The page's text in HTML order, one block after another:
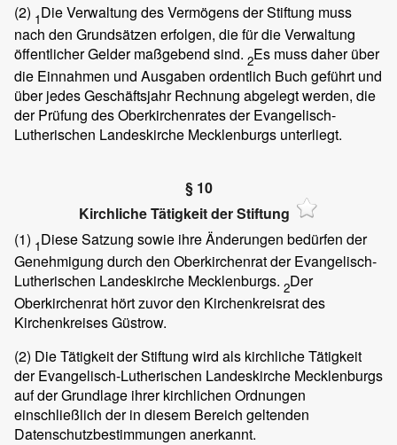
(2) 1Die Verwaltung des Vermögens der Stiftung muss
nach den Grundsätzen erfolgen, die für die Verwaltung
öffentlicher Gelder maßgebend sind. 2Es muss daher über
die Einnahmen und Ausgaben ordentlich Buch geführt und
über jedes Geschäftsjahr Rechnung abgelegt werden, die
der Prüfung des Oberkirchenrates der Evangelisch-
Lutherischen Landeskirche Mecklenburgs unterliegt.
§ 10
Kirchliche Tätigkeit der Stiftung
(1) 1Diese Satzung sowie ihre Änderungen bedürfen der
Genehmigung durch den Oberkirchenrat der Evangelisch-
Lutherischen Landeskirche Mecklenburgs. 2Der
Oberkirchenrat hört zuvor den Kirchenkreisrat des
Kirchenkreises Güstrow.
(2) Die Tätigkeit der Stiftung wird als kirchliche Tätigkeit
der Evangelisch-Lutherischen Landeskirche Mecklenburgs
auf der Grundlage ihrer kirchlichen Ordnungen
einschließlich der in diesem Bereich geltenden
Datenschutzbestimmungen anerkannt.